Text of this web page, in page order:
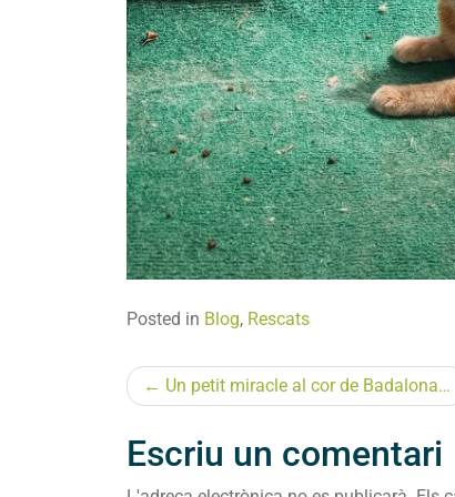
Posted in Blog, Rescats
Navegació
Un petit miracle al cor de Badalona…
Escriu un comentari